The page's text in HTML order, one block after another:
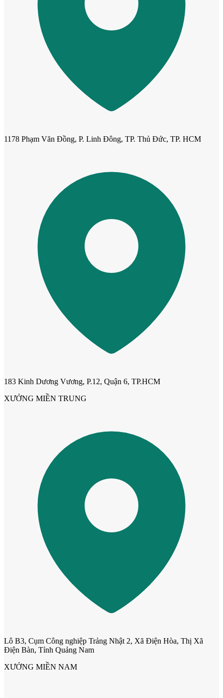
Cửa ô kính
Cửa phào chỉ nổi
Cửa vòm
1178 Phạm Văn Đồng, P. Linh Đông, TP. Thủ Đức, TP. HCM
183 Kinh Dương Vương, P.12, Quận 6, TP.HCM
XƯỞNG MIỀN TRUNG
Lô B3, Cụm Công nghiệp Trảng Nhật 2, Xã Điện Hòa, Thị Xã
Điện Bàn, Tỉnh Quảng Nam
XƯỞNG MIỀN NAM